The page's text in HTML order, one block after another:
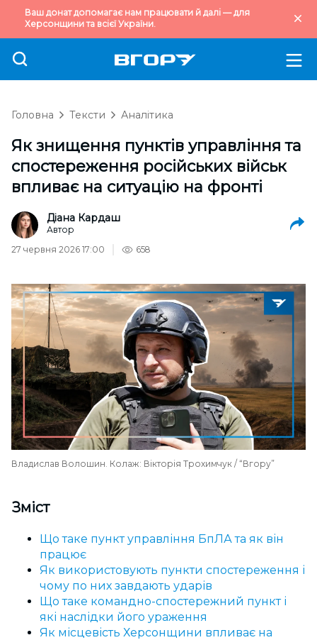
Ваш донат допомагає нам працювати й далі — для
Херсонщини та всієї України.
Головна Тексти Аналітика
Як знищення пунктів управління та
спостереження російських військ
впливає на ситуацію на фронті
Діана Кардаш
Автор
27 червня 2026 17:00
658
Владислав Волошин. Колаж: Вікторія Трохимчук / “Вгору”
Зміст
Що таке пункт управління БпЛА та як він
працює
Як використовують пункти спостереження і
чому по них завдають ударів
Що таке командно-спостережний пункт і
які наслідки його ураження
Як місцевість Херсонщини впливає на